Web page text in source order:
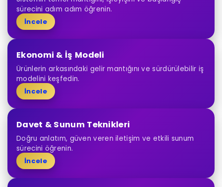
sürecini adım adım öğrenin.
İncele
Ekonomi & İş Modeli
Ürünlerin arkasındaki gelir mantığını ve sürdürülebilir iş
modelini keşfedin.
İncele
Davet & Sunum Teknikleri
Doğru anlatım, güven veren iletişim ve etkili sunum
sürecini öğrenin.
İncele